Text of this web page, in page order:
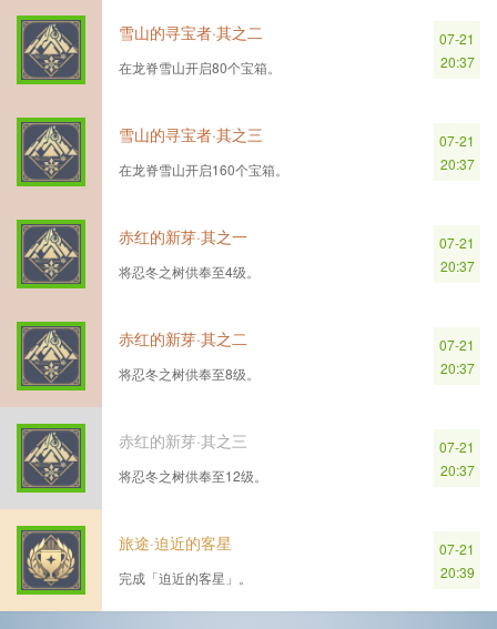
雪山的寻宝者·其之二
在龙脊雪山开启80个宝箱。
07-21
20:37
雪山的寻宝者·其之三
在龙脊雪山开启160个宝箱。
07-21
20:37
赤红的新芽·其之一
将忍冬之树供奉至4级。
07-21
20:37
赤红的新芽·其之二
将忍冬之树供奉至8级。
07-21
20:37
赤红的新芽·其之三
将忍冬之树供奉至12级。
07-21
20:37
旅途·迫近的客星
完成「迫近的客星」。
07-21
20:39